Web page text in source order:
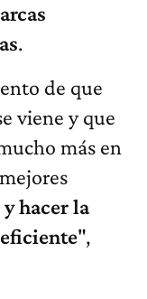
.
de que
viene y que
más en
y hacer la
",